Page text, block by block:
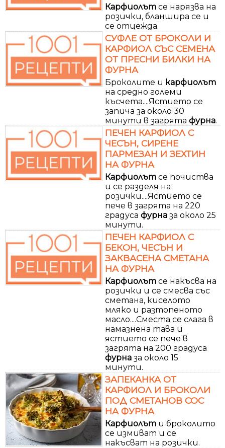
Карфиолът се нарязва на
розички, бланшира се и
се отцежда.
СУФЛЕ ОТ БРОКОЛИ И
КАРФИОЛ СЪС СЕМЕНА
ОТ ПРЕСНИ БИЛКИ НА
ФУРНА
Броколите и карфиолът
на средно големи
късчета....Ястието се
запича за около 30
минути в загрята фурна.
ПЕЧЕН КАРФИОЛ С
ЧЕСЪН, СИРЕНЕ
ПАРМЕЗАН И ЗЕХТИН
НА ФУРНА
Карфиолът се почиства
и се разделя на
розички....Ястието се
пече в загрята на 220
градуса фурна за около 25
минути.
ПЕЧЕН КАРФИОЛ С
БЕКОН, ЧЕСЪН И
ЗАКВАСЕНА СМЕТАНА
НА ФУРНА
Карфиолът се накъсва на
розички и се смесва със
сметана, киселото
мляко и разтопеното
масло....Сместа се слага в
намазнена тава и
ястието се пече в
загрята на 200 градуса
фурна за около 15
минути.
ЗАПЕКАНКА ОТ
КАРФИОЛ И БРОКОЛИ
ПОД СМЕТАНОВ СОС
НА ФУРНА
Карфиолът и броколито
се измиват и се
накъсват на розички.